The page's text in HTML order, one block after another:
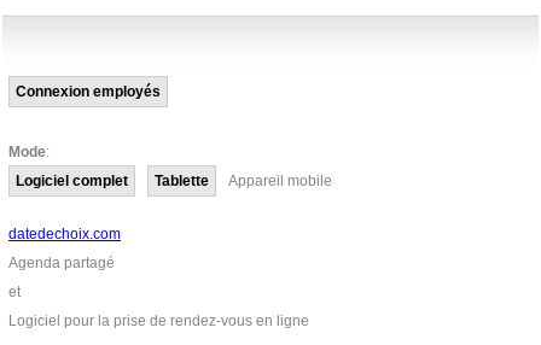
Connexion employés
Mode:
Logiciel complet
Tablette Appareil mobile
datedechoix.com
Agenda partagé
et
Logiciel pour la prise de rendez-vous en ligne